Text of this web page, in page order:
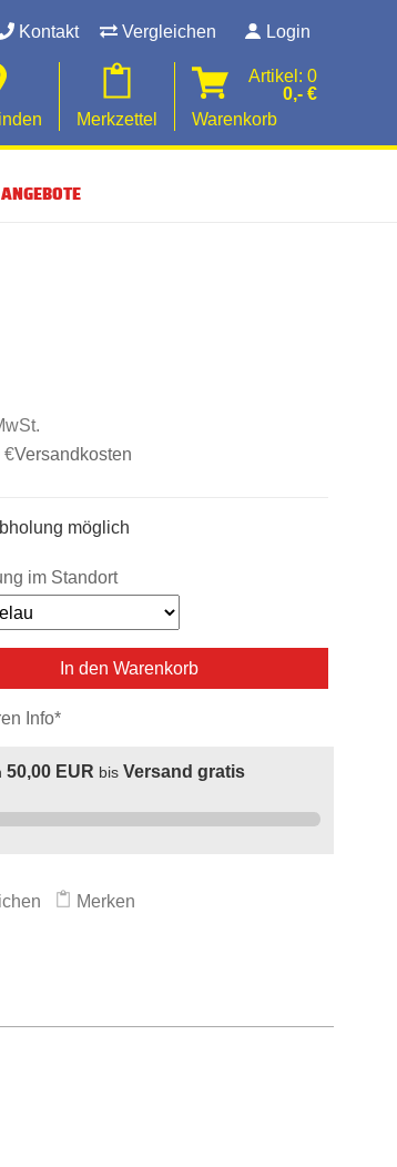
Kontakt Vergleichen Login
Merkzettel
Artikel: 0
0,- €
Warenkorb
ANGEBOTE
€Versandkosten
möglich
im Standort
In den Warenkorb
Info*
50,00 EUR bis Versand gratis
Merken